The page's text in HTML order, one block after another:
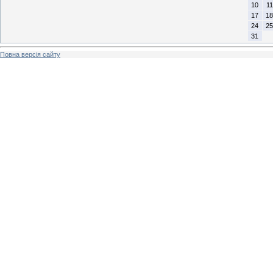
10
11
17
18
24
25
31
Повна версія сайту